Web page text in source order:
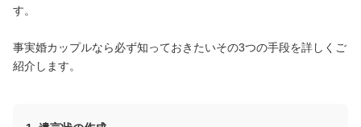
す。
事実婚カップルなら必ず知っておきたいその3つの手段を詳しくご
紹介します。